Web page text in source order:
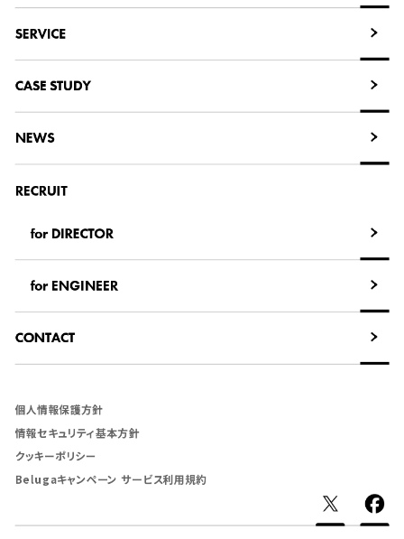
SERVICE
CASE STUDY
NEWS
RECRUIT
for DIRECTOR
for ENGINEER
CONTACT
個人情報保護方針
情報セキュリティ基本方針
クッキーポリシー
Belugaキャンペーン サービス利用規約